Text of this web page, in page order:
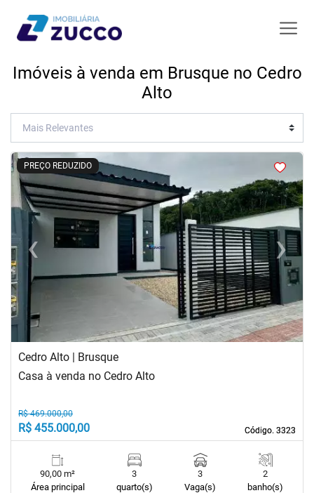
Imóveis à venda em Brusque no Cedro
Alto
PREÇO REDUZIDO
<<<<
‹
Previous ›Next
Cedro Alto | Brusque
Código. 3323
Código. 3323
Casa à venda no Cedro Alto
R$ 469.000,00
R$ 455.000,00
90,00 m²
Área principal
3
quarto(s)
3
Vaga(s)
2
banho(s)